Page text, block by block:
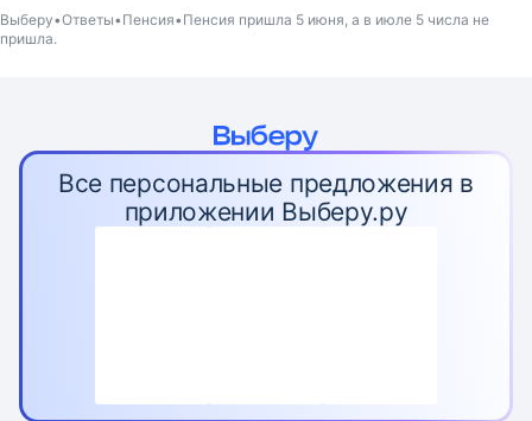
Выберу Ответы Пенсия Пенсия пришла 5 июня, а в июле 5 числа не
пришла.
Все персональные предложения в
приложении Выберу.ру